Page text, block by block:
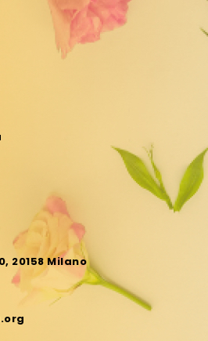
20158 Milano